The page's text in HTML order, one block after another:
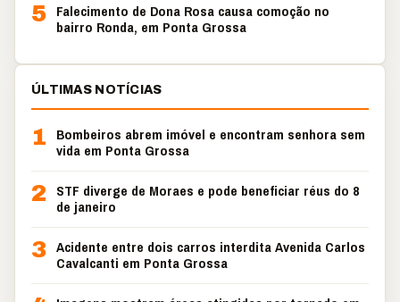
5 Falecimento de Dona Rosa causa comoção no
bairro Ronda, em Ponta Grossa
ÚLTIMAS NOTÍCIAS
1
Bombeiros abrem imóvel e encontram senhora sem
vida em Ponta Grossa
2
STF diverge de Moraes e pode beneficiar réus do 8
de janeiro
3 Acidente entre dois carros interdita Avenida Carlos
Cavalcanti em Ponta Grossa